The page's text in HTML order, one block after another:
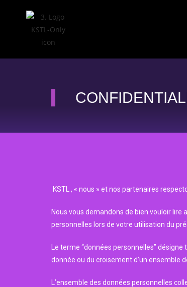
KSTL , « nous » et nos partenaires
Nous vous demandons de bien vouloir
personnelles lors de votre utilisation du
Le terme “données personnelles”
donnée ou du croisement d’un ensemble
L’ensemble des données personnelles